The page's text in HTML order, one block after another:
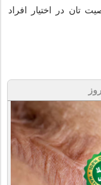
تان در اختیار افراد